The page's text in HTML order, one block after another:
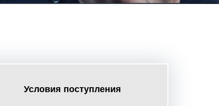
Условия поступления